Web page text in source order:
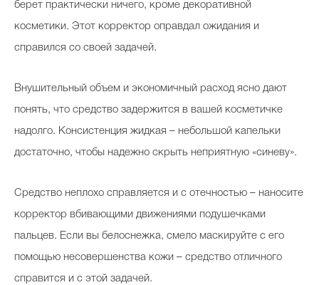
берет практически ничего, кроме декоративной
косметики. Этот корректор оправдал ожидания и
справился со своей задачей.
Внушительный объем и экономичный расход ясно дают
понять, что средство задержится в вашей косметичке
надолго. Консистенция жидкая – небольшой капельки
достаточно, чтобы надежно скрыть неприятную «синеву».
Средство неплохо справляется и с отечностью – наносите
корректор вбивающими движениями подушечками
пальцев. Если вы белоснежка, смело маскируйте с его
помощью несовершенства кожи – средство отличного
справится и с этой задачей.